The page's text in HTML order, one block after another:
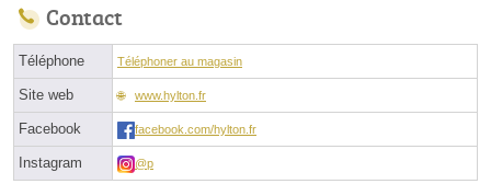
Contact
Téléphone Téléphoner au magasin
Site web www.hylton.fr
Facebook facebook.com/hylton.fr
Instagram @p